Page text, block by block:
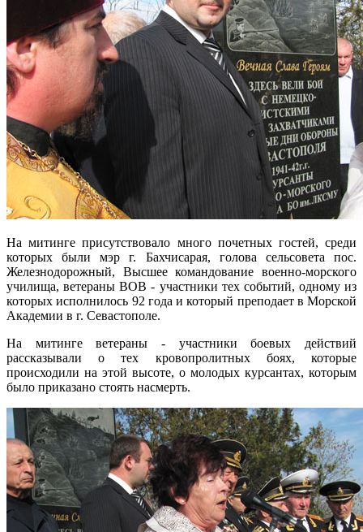
На митинге присутствовало много почетных гостей, среди
которых были мэр г. Бахчисарая, голова сельсовета пос.
Железнодорожный, Высшее командование военно-морского
училища, ветераны ВОВ - участники тех событий, одному из
которых исполнилось 92 года и который преподает в Морской
Академии в г. Севастополе.
На митинге ветераны - участники боевых действий
рассказывали о тех кровопролитных боях, которые
происходили на этой высоте, о молодых курсантах, которым
было приказано стоять насмерть.